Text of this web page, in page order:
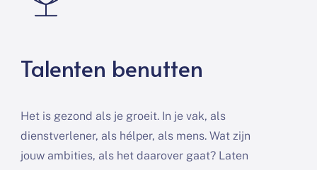
Talenten benutten
Het is gezond als je groeit. In je vak, als
dienstverlener, als hélper, als mens. Wat zijn
jouw ambities, als het daarover gaat? Laten